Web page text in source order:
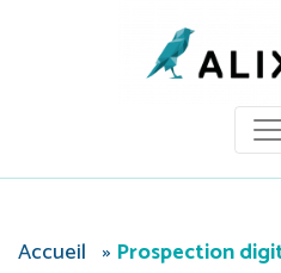
Accueil » Prospection